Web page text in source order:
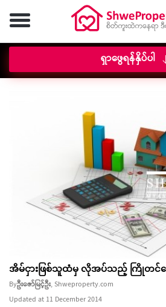
ရှာဖွေရန်နှိပ်ပါ
အိမ်ငှားဖြစ်သူထံမှ လိုအပ်သည့် ကြိုတင်ငွေ
Byဦးဇော်မြင့်ဦး, Shweproperty.com
Updated at 11 December 2014